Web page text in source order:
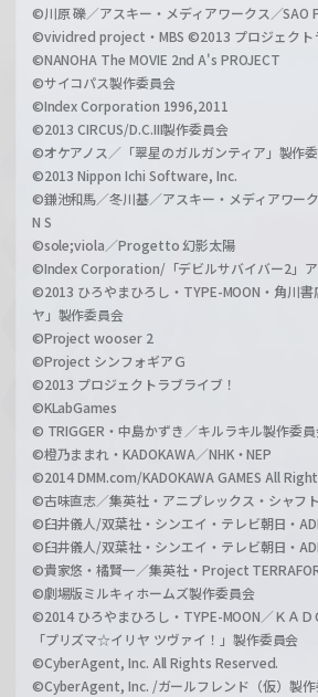
©川原 礫／アスキー・メディアワークス／SAO
©vividred project・MBS ©2013 プロジェクト
©NANOHA The MOVIE 2nd A's PROJECT
©サイコパス製作委員会
©Index Corporation 1996,2011
©2013 CIRCUS/D.C.III製作委員会
©オケアノス／「翠星のガルガンティア」製作
©2013 Nippon Ichi Software, Inc.
©鎌池和馬／冬川基／アスキー・メディアワー
N S
©sole;viola／Progetto 幻影太陽
©Index Corporation/「デビルサバイバー2」ア
©2013 ひろやまひろし・TYPE-MOON・角川
ヤ」製作委員会
©Project wooser 2
©Project シンフォギアＧ
©2013 プロジェクトラブライブ！
©KLabGames
© TRIGGER・中島かずき／キルラキル製作委
©橙乃ままれ・KADOKAWA／NHK・NEP
©2014 DMM.com/KADOKAWA GAMES All
©古味直志／集英社・アニプレックス・シャフ
©臼井儀人/双葉社・シンエイ・テレビ朝日・
©臼井儀人/双葉社・シンエイ・テレビ朝日・
©貴家悠・橘賢一／集英社・Project
©劇場版ミルキィホームズ製作委員会
©2014 ひろやまひろし・TYPE-MOON／ＫＡ
「プリズマ☆イリヤ ツヴァイ！」製作委員会
©CyberAgent, Inc. All Rights Reserved.
©CyberAgent, Inc. /ガールフレンド（仮）製作